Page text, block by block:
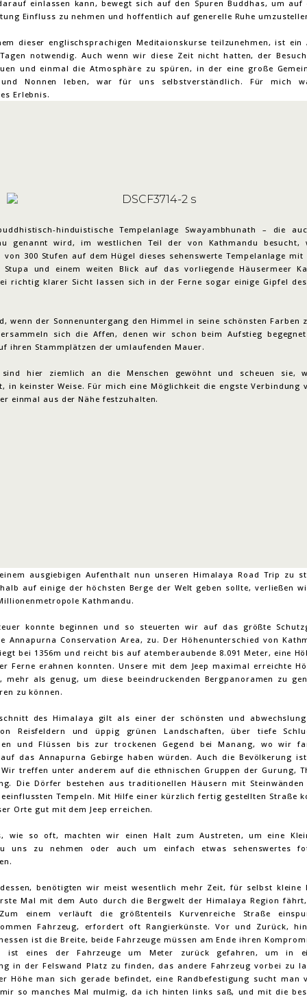
einlassen kann, bewegt sich auf den Spuren Buddhas, um auf
Einfluss zu nehmen und hoffentlich auf generelle Ruhe
dieser englischsprachigen Meditaionskurse teilzunehmen, ist ein
notwendig. Auch wenn wir diese Zeit nicht hatten, der
und einmal die Atmosphäre zu spüren, in der eine große
und Nonnen leben, war für uns selbstverständlich. Für mich
Erlebnis.
hinduistische Tempelanlage Swayambhunath – die
genannt wird, im westlichen Teil der von Kathmandu besucht,
von 300 Stufen auf dem Hügel dieses sehenswerte Tempelanlage
Stupa und einem weiten Blick auf das vorliegende Häusermeer
richtig klarer Sicht lassen sich in der Ferne sogar einige Gipfel
wenn der Sonnenuntergang den Himmel in seine schönsten Farben
sich die Affen, denen wir schon beim Aufstieg
ihren Stammplätzen der umlaufenden Mauer.
hier ziemlich an die Menschen gewöhnt und scheuen sie,
in keinster Weise. Für mich eine Möglichkeit die engste Verbindung
einmal aus der Nähe festzuhalten.
ausgiebigen Aufenthalt nun unseren Himalaya Road Trip zu
auf einige der höchsten Berge der Welt geben sollte, verließen
Kathmandu.
konnte beginnen und so steuerten wir auf das größte
Annapurna Conservation Area, zu. Der Höhenunterschied von
bei 1356m und reicht bis auf atemberaubende 8.091 Meter, eine
Ferne erahnen konnten. Unsere mit dem Jeep maximal erreichte
mehr als genug, um diese beeindruckenden Bergpanoramen zu
zu können.
des Himalaya gilt als einer der schönsten und
Reisfeldern und üppig grünen Landschaften, über tiefe
und Flüssen bis zur trockenen Gegend bei Manang, wo wir
das Annapurna Gebirge haben würden. Auch die Bevölkerung
treffen unter anderem auf die ethnischen Gruppen der Gurung,
Die Dörfer bestehen aus traditionellen Häusern mit
Tempeln. Mit Hilfe einer kürzlich fertig gestellten Straße
Orte gut mit dem Jeep erreichen.
wie so oft, machten wir einen Halt zum Austreten, um eine
uns zu nehmen oder auch um einfach etwas sehenswertes
benötigten wir meist wesentlich mehr Zeit, für selbst kleine
Mal mit dem Auto durch die Bergwelt der Himalaya Region
einem verläuft die größtenteils Kurvenreiche Straße
Fahrzeug, erfordert oft Rangierkünste. Vor und Zurück,
ist die Breite, beide Fahrzeuge müssen am Ende ihren
ist eines der Fahrzeuge um Meter zurück gefahren, um in
in der Felswand Platz zu finden, das andere Fahrzeug vorbei zu
Höhe man sich gerade befindet, eine Randbefestigung sucht man
so manches Mal mulmig, da ich hinten links saß, und mit die